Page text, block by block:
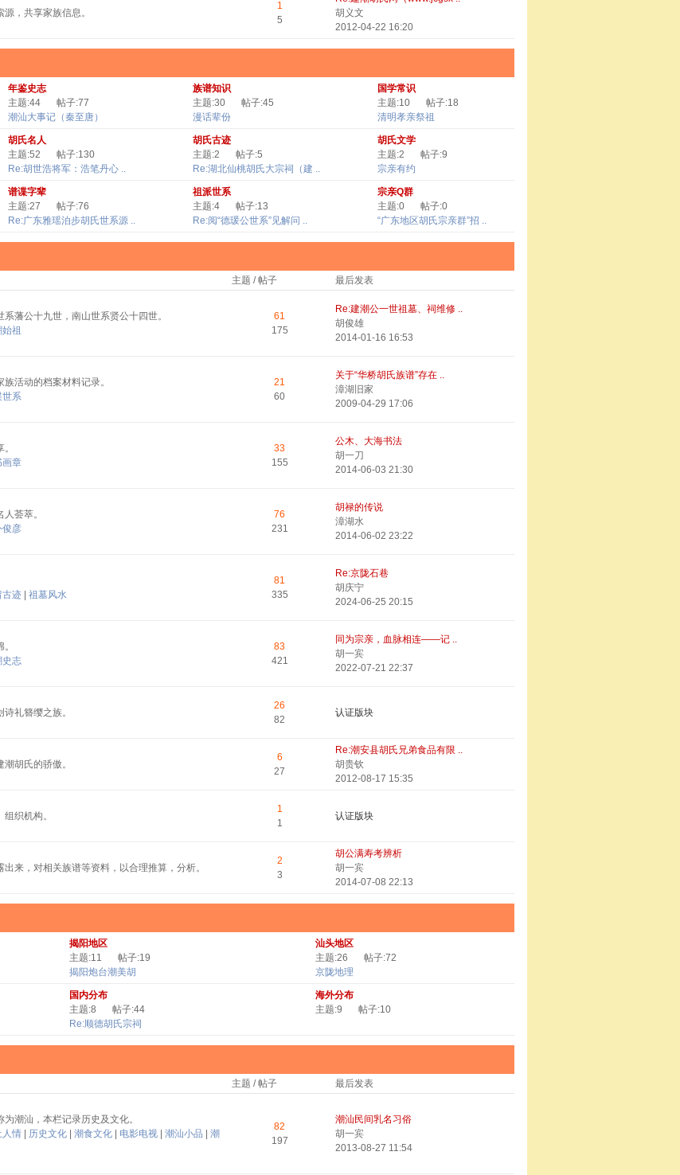
，共享家族信息。
1
5
胡义文
2012-04-22 16:20
年鉴史志
主题:44
帖子:77
潮汕大事记（秦至唐）
族谱知识
主题:30
帖子:45
漫话辈份
国学常识
主题:10
帖子:18
清明孝亲祭祖
胡氏名人
主题:52
帖子:130
Re:胡世浩将军：浩笔丹心 ..
胡氏古迹
主题:2
帖子:5
Re:湖北仙桃胡氏大宗祠（建 ..
胡氏文学
主题:2
帖子:9
宗亲有约
谱谍字辈
主题:27
帖子:76
Re:广东雅瑶泊步胡氏世系源 ..
祖派世系
主题:4
帖子:13
Re:阅“德瑗公世系”见解问 ..
宗亲Q群
主题:0
帖子:0
“广东地区胡氏宗亲群”招 ..
主题 / 帖子
最后发表
藩公十九世，南山世系贤公十四世。
祖
61
175
Re:建潮公一世祖墓、祠维修 ..
胡俊雄
2014-01-16 16:53
活动的档案材料记录。
世系
21
60
关于“华桥胡氏族谱”存在 ..
漳湖旧家
2009-04-29 17:06
画章
33
155
公木、大海书法
胡一刀
2014-06-03 21:30
荟萃。
俊彦
76
231
胡禄的传说
漳湖水
2014-06-02 23:22
古迹
祖墓风水
81
335
Re:京陇石巷
胡庆宁
2024-06-25 20:15
史志
83
421
同为宗亲，血脉相连——记 ..
胡一宾
2022-07-21 22:37
礼簪缨之族。
26
82
认证版块
胡氏的骄傲。
6
27
Re:潮安县胡氏兄弟食品有限 ..
胡贵钦
2012-08-17 15:35
织机构。
1
1
认证版块
来，对相关族谱等资料，以合理推算，分析。
2
3
胡公满寿考辨析
胡一宾
2014-07-08 22:13
揭阳地区
主题:11
帖子:19
揭阳炮台潮美胡
汕头地区
主题:26
帖子:72
京陇地理
国内分布
主题:8
帖子:44
Re:顺德胡氏宗祠
海外分布
主题:9
帖子:10
主题 / 帖子
最后发表
潮汕，本栏记录历史及文化。
人情 历史文化 潮食文化 电影电视 潮汕小品
潮
82
197
潮汕民间乳名习俗
胡一宾
2013-08-27 11:54